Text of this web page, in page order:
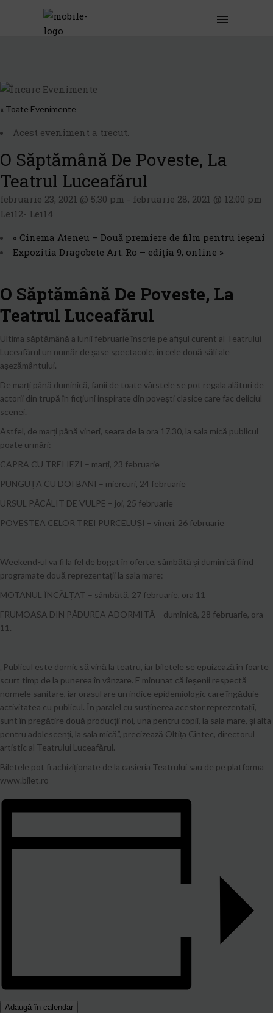
« Toate Evenimente
Acest eveniment a trecut.
O Săptămână De Poveste, La
Teatrul Luceafărul
februarie 23, 2021 @ 5:30 pm - februarie 28, 2021 @ 12:00 pm
Lei12- Lei14
« Cinema Ateneu – Două premiere de film pentru ieșeni
Expozitia Dragobete Art. Ro – ediția 9, online »
O Săptămână De Poveste, La
Teatrul Luceafărul
Ultima săptămână a lunii februarie înscrie pe afișul curent al Teatrului
Luceafărul un număr de șase spectacole, în cele două săli ale
așezământului.
De marți până duminică, fanii de toate vârstele se pot regala alături de
actorii din trupă în ficțiuni inspirate din povești clasice care fac deliciul
scenei.
Astfel, de marți până vineri, seara de la ora 17.30, la sala mică publicul
poate urmări:
CAPRA CU TREI IEZI – marți, 23 februarie
PUNGUȚA CU DOI BANI – miercuri, 24 februarie
URSUL PĂCĂLIT DE VULPE – joi, 25 februarie
POVESTEA CELOR TREI PURCELUȘI – vineri, 26 februarie
Weekend-ul va fi la fel de bogat în oferte, sâmbătă și duminică fiind
programate două reprezentații la sala mare:
MOTANUL ÎNCĂLȚAT – sâmbătă, 27 februarie, ora 11
FRUMOASA DIN PĂDUREA ADORMITĂ – duminică, 28 februarie, ora
11.
„Publicul este dornic să vină la teatru, iar biletele se epuizează în foarte
scurt timp de la punerea în vânzare. E minunat că ieșenii respectă
normele sanitare, iar orașul are un indice epidemiologic care îngăduie
activitatea cu publicul. În paralel cu susținerea acestor reprezentații,
sunt în pregătire două producții noi, una pentru copii, la sala mare, și alta
pentru adolescenți, la sala mică.”, precizează Oltița Cîntec, directorul
artistic al Teatrului Luceafărul.
Biletele pot fi achiziționate de la casieria Teatrului sau de pe platforma
www.bilet.ro
Adaugă în calendar